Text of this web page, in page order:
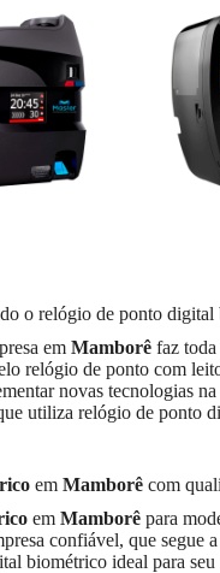
o relógio de ponto
em Mamborê faz toda
relógio de ponto com
novas tecnologias
utiliza relógio de ponto
em Mamborê com
em Mamborê para
confiável, que
biométrico ideal para